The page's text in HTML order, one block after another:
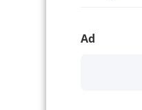
Ad